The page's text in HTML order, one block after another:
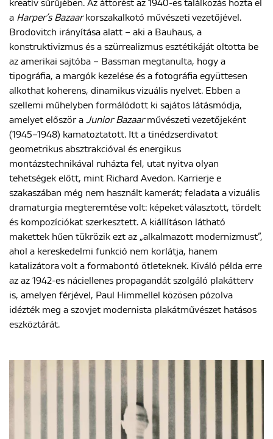
kreatív sűrűjében. Az áttörést az 1940-es találkozás hozta el
a Harper’s Bazaar korszakalkotó művészeti vezetőjével.
Brodovitch irányítása alatt – aki a Bauhaus, a
konstruktivizmus és a szürrealizmus esztétikáját oltotta be
az amerikai sajtóba – Bassman megtanulta, hogy a
tipográfia, a margók kezelése és a fotográfia együttesen
alkothat koherens, dinamikus vizuális nyelvet. Ebben a
szellemi műhelyben formálódott ki sajátos látásmódja,
amelyet először a Junior Bazaarművészeti vezetőjeként
(1945–1948) kamatoztatott. Itt a tinédzserdivatot
geometrikus absztrakcióval és energikus
montázstechnikával ruházta fel, utat nyitva olyan
tehetségek előtt, mint Richard Avedon. Karrierje e
szakaszában még nem használt kamerát; feladata a vizuális
dramaturgia megteremtése volt: képeket választott, tördelt
és kompozíciókat szerkesztett. A kiállításon látható
makettek hűen tükrözik ezt az „alkalmazott modernizmust”,
ahol a kereskedelmi funkció nem korlátja, hanem
katalizátora volt a formabontó ötleteknek. Kiváló példa erre
az az 1942-es náciellenes propagandát szolgáló plakátterv
is, amelyen férjével, Paul Himmellel közösen pózolva
idézték meg a szovjet modernista plakátművészet hatásos
eszköztárát.